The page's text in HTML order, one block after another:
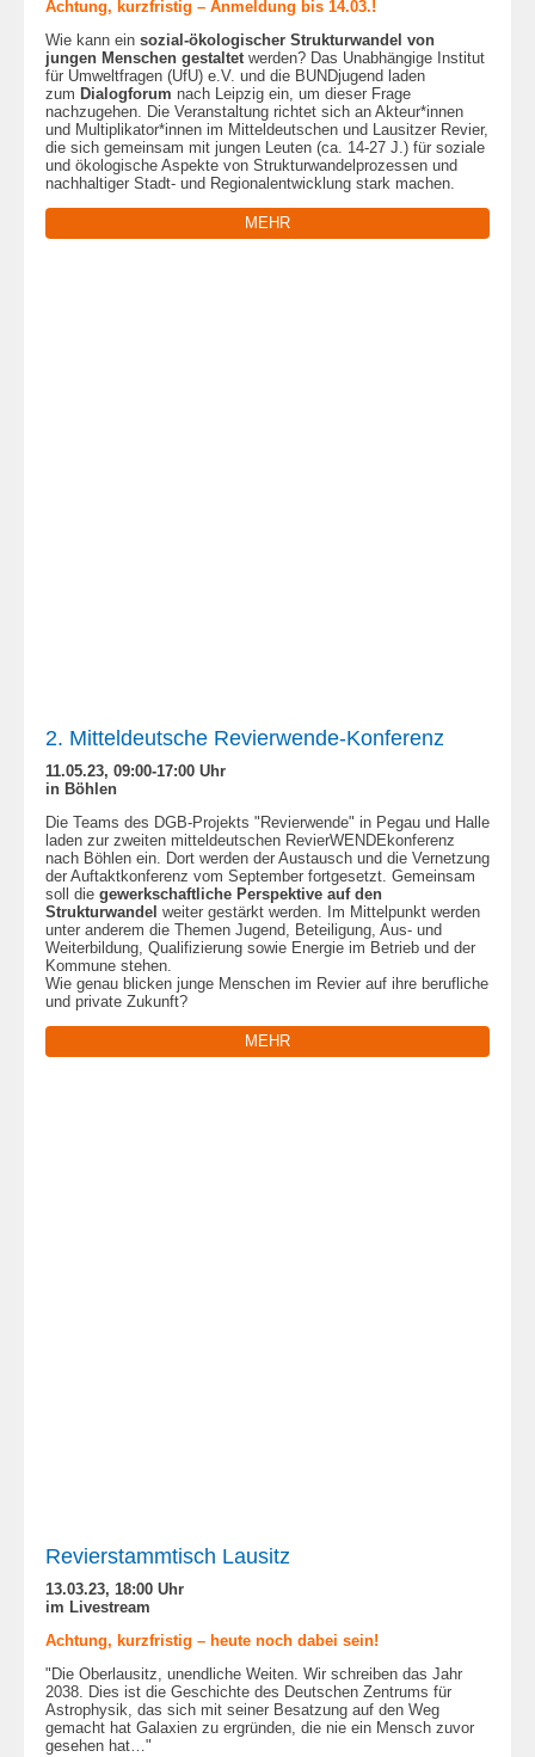
Achtung, kurzfristig – Anmeldung bis 14.03.!
Wie kann ein sozial-ökologischer Strukturwandel von
jungen Menschen gestaltet werden? Das Unabhängige Institut
für Umweltfragen (UfU) e.V. und die BUNDjugend laden
zum Dialogforum nach Leipzig ein, um dieser Frage
nachzugehen. Die Veranstaltung richtet sich an Akteur*innen
und Multiplikator*innen im Mitteldeutschen und Lausitzer Revier,
die sich gemeinsam mit jungen Leuten (ca. 14-27 J.) für soziale
und ökologische Aspekte von Strukturwandelprozessen und
nachhaltiger Stadt- und Regionalentwicklung stark machen.
MEHR
2. Mitteldeutsche Revierwende-Konferenz
11.05.23, 09:00-17:00 Uhr
in Böhlen
Die Teams des DGB-Projekts "Revierwende" in Pegau und Halle
laden zur zweiten mitteldeutschen RevierWENDEkonferenz
nach Böhlen ein. Dort werden der Austausch und die Vernetzung
der Auftaktkonferenz vom September fortgesetzt. Gemeinsam
soll die gewerkschaftliche Perspektive auf den
Strukturwandel weiter gestärkt werden. Im Mittelpunkt werden
unter anderem die Themen Jugend, Beteiligung, Aus- und
Weiterbildung, Qualifizierung sowie Energie im Betrieb und der
Kommune stehen.
Wie genau blicken junge Menschen im Revier auf ihre berufliche
und private Zukunft?
MEHR
Revierstammtisch Lausitz
13.03.23, 18:00 Uhr
im Livestream
Achtung, kurzfristig – heute noch dabei sein!
"Die Oberlausitz, unendliche Weiten. Wir schreiben das Jahr
2038. Dies ist die Geschichte des Deutschen Zentrums für
Astrophysik, das sich mit seiner Besatzung auf den Weg
gemacht hat Galaxien zu ergründen, die nie ein Mensch zuvor
gesehen hat…"